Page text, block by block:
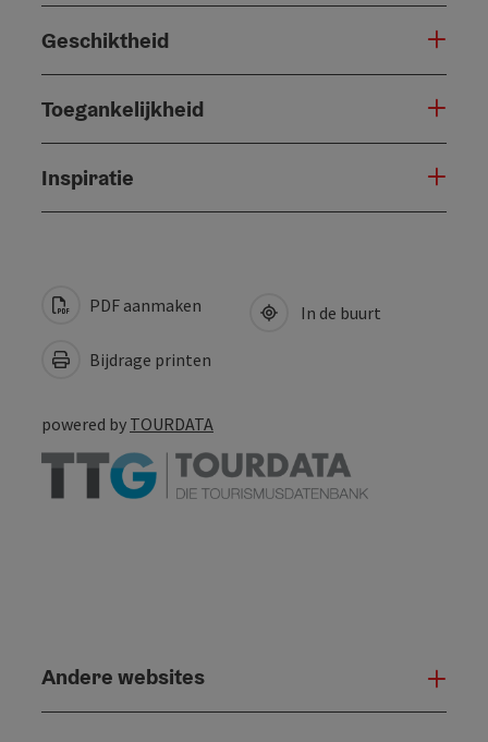
Geschiktheid
Toegankelijkheid
Inspiratie
PDF aanmaken
Bijdrage printen
In de buurt
powered by TOURDATA
Andere websites